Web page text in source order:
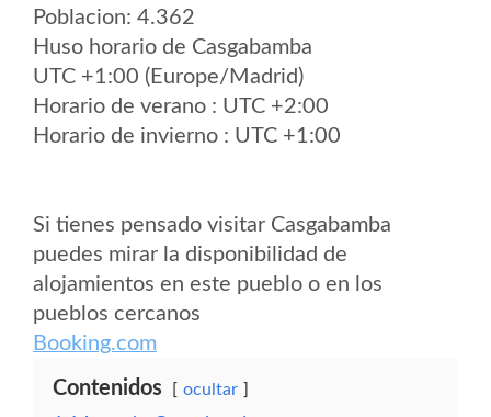
Poblacion: 4.362
Huso horario de Casgabamba
UTC +1:00 (Europe/Madrid)
Horario de verano : UTC +2:00
Horario de invierno : UTC +1:00
Si tienes pensado visitar Casgabamba
puedes mirar la disponibilidad de
alojamientos en este pueblo o en los
pueblos cercanos
Booking.com
Contenidos ocultar